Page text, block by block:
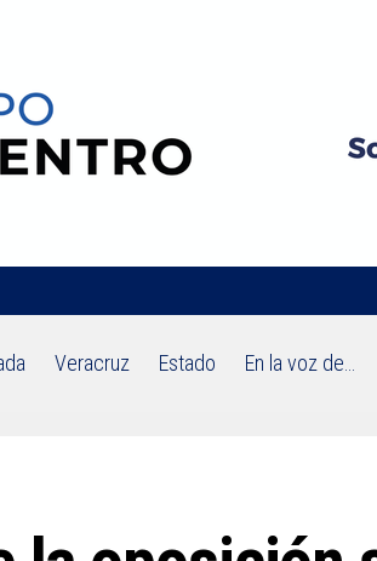
Veracruz Estado En la voz de…